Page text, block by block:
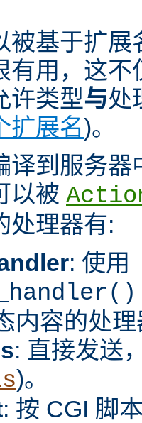
被基于扩
有用，这
许类型与处
扩展名)。
译到服务
以被
处理器有:
: 使用
内容的处
: 直接发送
)。
: 按 CGI 脚